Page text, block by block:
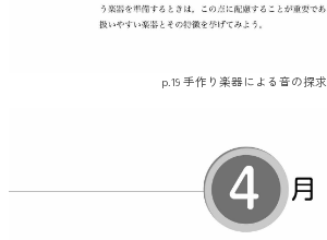
p.19 手作り楽器による音の探求